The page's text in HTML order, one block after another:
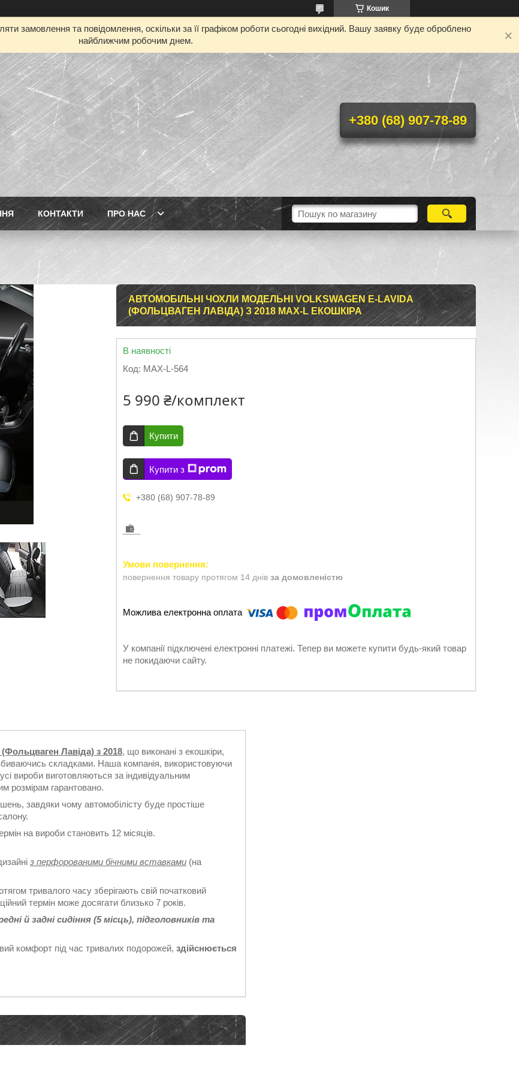
Кошик
замовлення та повідомлення, оскільки за її графіком роботи сьогодні вихідний. Вашу заявку буде оброблено
найближчим робочим днем.
+380 (68) 907-78-89
КОНТАКТИ ПРО НАС
АВТОМОБІЛЬНІ ЧОХЛИ МОДЕЛЬНІ VOLKSWAGEN E-LAVIDA
(ФОЛЬЦВАГЕН ЛАВІДА) З 2018 MAX-L ЕКОШКІРА
В наявності
Код: MAX-L-564
5 990 ₴/комплект
Купити
Купити з
+380 (68) 907-78-89
повернення товару протягом 14 днів за домовленістю
У компанії підключені електронні платежі. Тепер ви можете купити будь-який товар
не покидаючи сайту.
Лавіда) з 2018, що виконані з екошкіри,
складками. Наша компанія, використовуючи
вироби виготовляються за індивідуальним
розмірам гарантовано.
завдяки чому автомобілісту буде простіше
на вироби становить 12 місяців.
з перфорованими бічними вставками (на
тривалого часу зберігають свій початковий
термін може досягати близько 7 років.
й задні сидіння (5 місць), підголовників та
комфорт під час тривалих подорожей, здійснюється